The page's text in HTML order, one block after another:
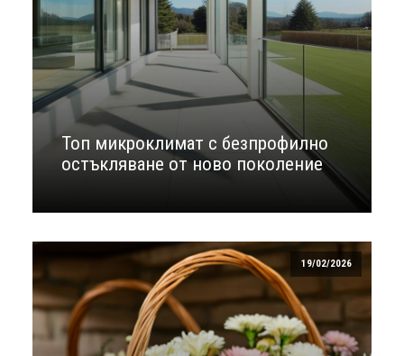
Топ микроклимат с безпрофилно
остъкляване от ново поколение
19/02/2026